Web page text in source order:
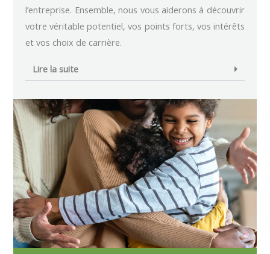
l’entreprise. Ensemble, nous vous aiderons à découvrir
votre véritable potentiel, vos points forts, vos intérêts
et vos choix de carrière.
Lire la suite